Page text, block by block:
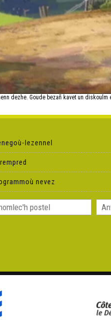
dezhe. Goude bezañ kavet un
lezennel
nevez